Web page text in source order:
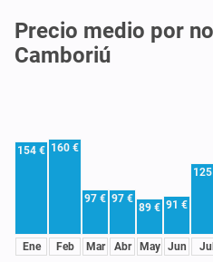
Precio medio por
Camboriú
154 €
Ene
160 €
Feb
97 €
Mar
97 €
Abr
89 €
May
91 €
Jun